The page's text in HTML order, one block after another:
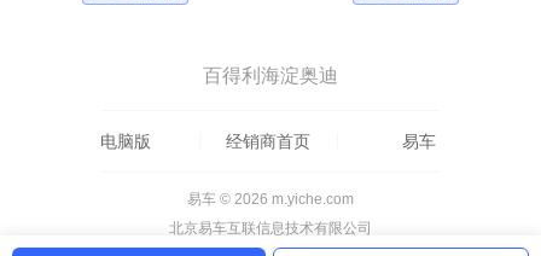
百得利海淀奥迪
电脑版 经销商首页 易车
易车 © 2026 m.yiche.com
北京易车互联信息技术有限公司